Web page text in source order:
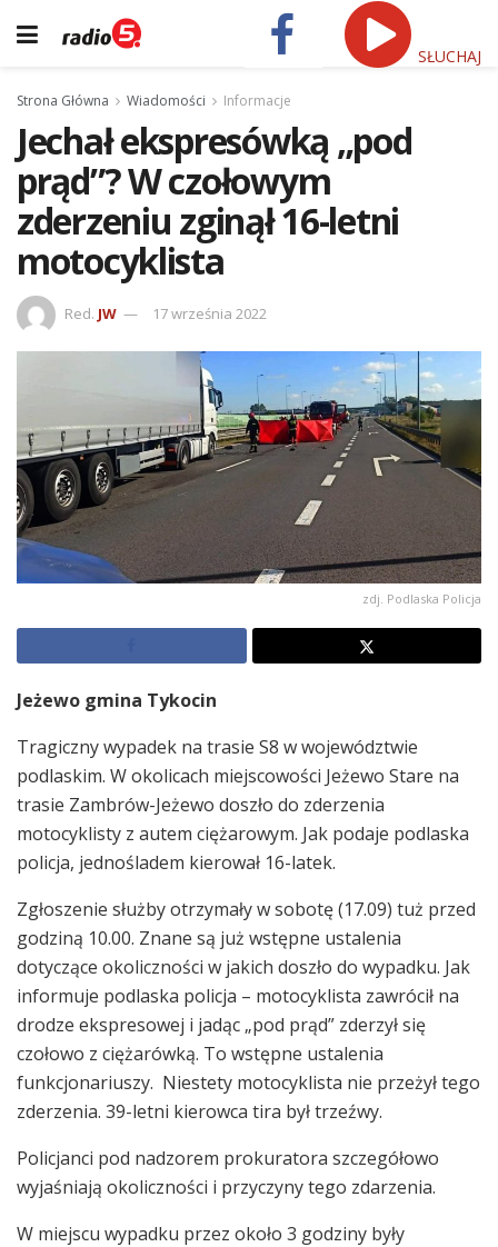
SŁUCHAJ
Strona Główna Wiadomości Informacje
Jechał ekspresówką „pod
prąd”? W czołowym
zderzeniu zginął 16-letni
motocyklista
Red. JW 17 września 2022
zdj. Podlaska Policja
Jeżewo gmina Tykocin
Tragiczny wypadek na trasie S8 w województwie
podlaskim. W okolicach miejscowości Jeżewo Stare na
trasie Zambrów-Jeżewo doszło do zderzenia
motocyklisty z autem ciężarowym. Jak podaje podlaska
policja, jednośladem kierował 16-latek.
Zgłoszenie służby otrzymały w sobotę (17.09) tuż przed
godziną 10.00. Znane są już wstępne ustalenia
dotyczące okoliczności w jakich doszło do wypadku. Jak
informuje podlaska policja – motocyklista zawrócił na
drodze ekspresowej i jadąc „pod prąd” zderzył się
czołowo z ciężarówką. To wstępne ustalenia
funkcjonariuszy. Niestety motocyklista nie przeżył tego
zderzenia. 39-letni kierowca tira był trzeźwy.
Policjanci pod nadzorem prokuratora szczegółowo
wyjaśniają okoliczności i przyczyny tego zdarzenia.
W miejscu wypadku przez około 3 godziny były